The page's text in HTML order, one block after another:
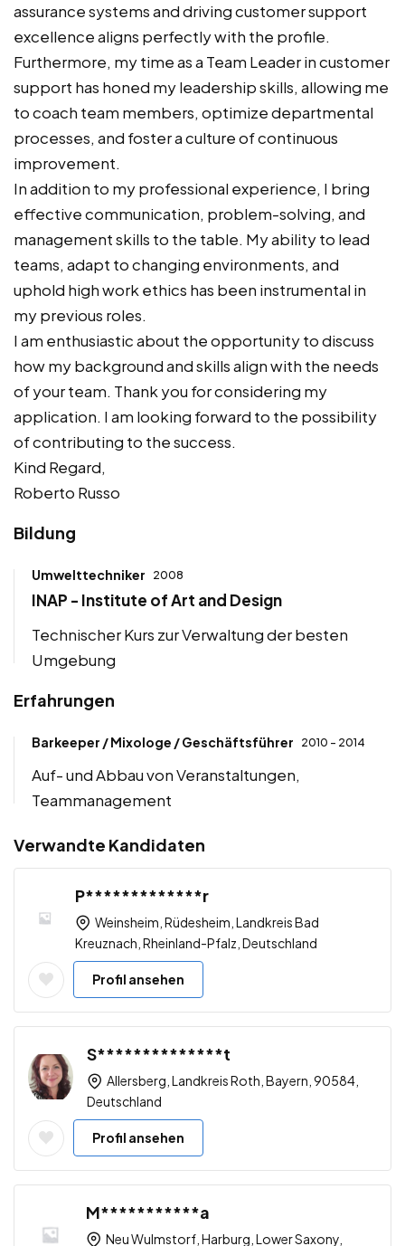
assurance systems and driving customer support
excellence aligns perfectly with the profile.
Furthermore, my time as a Team Leader in customer
support has honed my leadership skills, allowing me
to coach team members, optimize departmental
processes, and foster a culture of continuous
improvement.
In addition to my professional experience, I bring
effective communication, problem-solving, and
management skills to the table. My ability to lead
teams, adapt to changing environments, and
uphold high work ethics has been instrumental in
my previous roles.
I am enthusiastic about the opportunity to discuss
how my background and skills align with the needs
of your team. Thank you for considering my
application. I am looking forward to the possibility
of contributing to the success.
Kind Regard,
Roberto Russo
Bildung
Umwelttechniker 2008
INAP - Institute of Art and Design
Technischer Kurs zur Verwaltung der besten
Umgebung
Erfahrungen
Barkeeper / Mixologe / Geschäftsführer 2010 - 2014
Auf- und Abbau von Veranstaltungen,
Teammanagement
Verwandte Kandidaten
P*************r
Weinsheim, Rüdesheim, Landkreis Bad
Kreuznach, Rheinland-Pfalz, Deutschland
Profil ansehen
S**************t
Allersberg, Landkreis Roth, Bayern, 90584,
Deutschland
Profil ansehen
M***********a
Neu Wulmstorf, Harburg, Lower Saxony,